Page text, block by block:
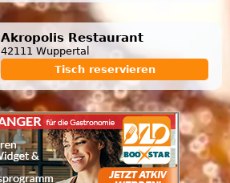
Akropolis Restaurant
42111 Wuppertal
Tisch reservieren